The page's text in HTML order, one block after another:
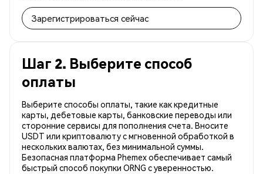
Зарегистрироваться сейчас
Шаг 2. Выберите способ
оплаты
Выберите способы оплаты, такие как кредитные
карты, дебетовые карты, банковские переводы или
сторонние сервисы для пополнения счета. Вносите
USDT или криптовалюту с мгновенной обработкой в
нескольких валютах, без минимальной суммы.
Безопасная платформа Phemex обеспечивает самый
быстрый способ покупки ORNG с уверенностью.